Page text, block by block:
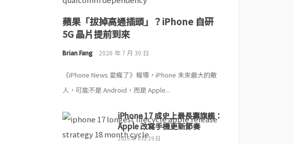
蘋果「拔掉高通插頭」？iPhone 自研
5G 晶片提前到來
Brian Fang 2026 年 7 月 30 日
《iPhone News 愛瘋了》報導，iPhone 未來最大的敵
人，可能不是 Android，而是 Apple...
iPhone 17 成史上最長壽旗艦：
Apple 改寫手機更新節奏
2026 年 6 月 29 日